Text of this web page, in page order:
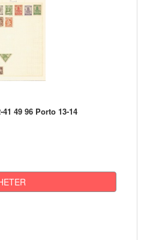
49 96 Porto 13-14